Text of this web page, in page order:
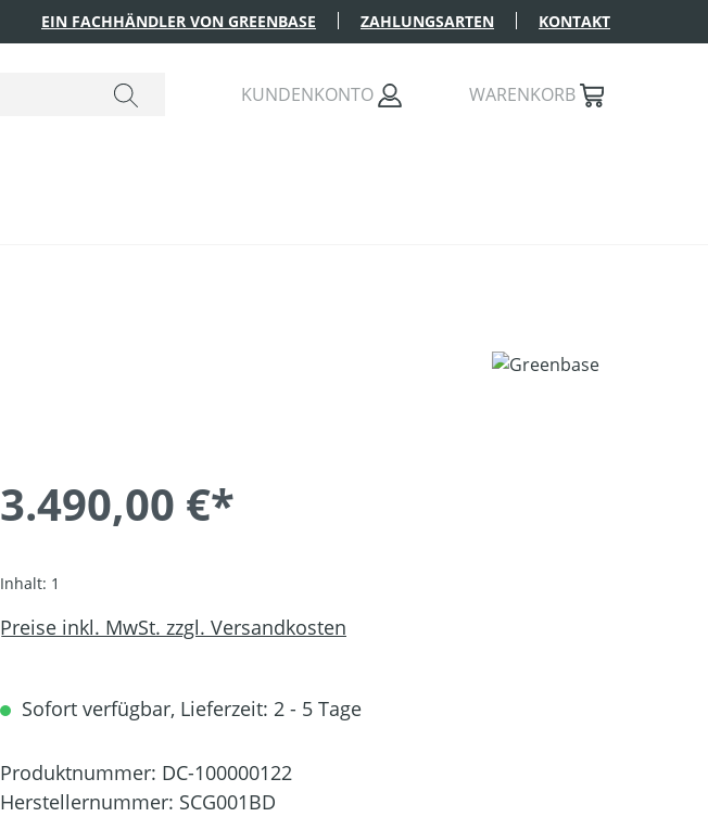
EIN FACHHÄNDLER VON GREENBASE ZAHLUNGSARTEN KONTAKT
KUNDENKONTO WARENKORB
3.490,00 €*
Inhalt: 1
Preise inkl. MwSt. zzgl. Versandkosten
Sofort verfügbar, Lieferzeit: 2 - 5 Tage
Produktnummer: DC-100000122
Herstellernummer: SCG001BD